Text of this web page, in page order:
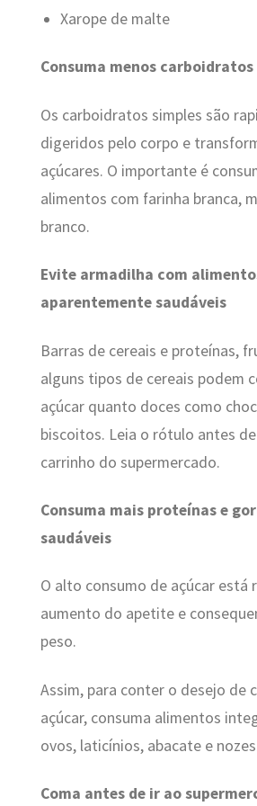
Xarope de malte
Consuma menos
Os carboidratos simples são
digeridos pelo corpo e
açúcares. O importante é
alimentos com farinha branca,
branco.
Evite armadilha com
aparentemente saudáveis
Barras de cereais e proteínas,
alguns tipos de cereais podem
açúcar quanto doces como
biscoitos. Leia o rótulo antes
carrinho do supermercado.
Consuma mais proteínas e
saudáveis
O alto consumo de açúcar está
aumento do apetite e
peso.
Assim, para conter o desejo de
açúcar, consuma alimentos
ovos, laticínios, abacate e
Coma antes de ir ao